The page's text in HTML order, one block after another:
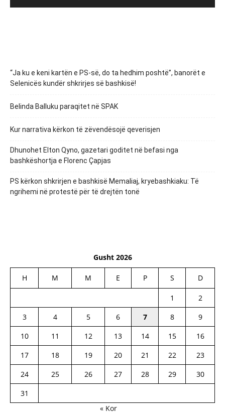
“Ja ku e keni kartën e PS-së, do ta hedhim poshtë”, banorët e
Selenicës kundër shkrirjes së bashkisë!
Belinda Balluku paraqitet në SPAK
Kur narrativa kërkon të zëvendësojë qeverisjen
Dhunohet Elton Qyno, gazetari goditet në befasi nga
bashkëshortja e Florenc Çapjas
PS kërkon shkrirjen e bashkisë Memaliaj, kryebashkiaku: Të
ngrihemi në protestë për të drejtën tonë
Gusht 2026
H M M E P S D
1
2
3
4 5 6 7 8
9
10
11 12 13 14 15
16
17
18 19 20 21 22
23
24
25 26 27 28 29
30
31
« Kor